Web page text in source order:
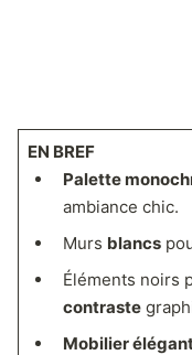
EN BREF
Palette
ambiance chic.
Murs blancs
Éléments noirs
contraste
Mobilier